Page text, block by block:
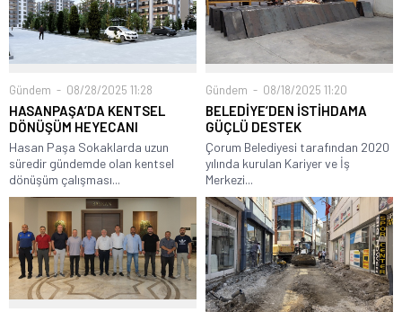
Gündem 08/28/2025 11:28
HASANPAŞA’DA KENTSEL
DÖNÜŞÜM HEYECANI
Hasan Paşa Sokaklarda uzun
süredir gündemde olan kentsel
dönüşüm çalışması...
Gündem 08/18/2025 11:20
BELEDİYE’DEN İSTİHDAMA
GÜÇLÜ DESTEK
Çorum Belediyesi tarafından 2020
yılında kurulan Kariyer ve İş
Merkezi...